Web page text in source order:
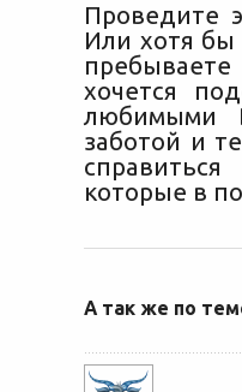
Проведите
Или хотя бы
хочется
любимыми
заботой и
которые в
А так же по